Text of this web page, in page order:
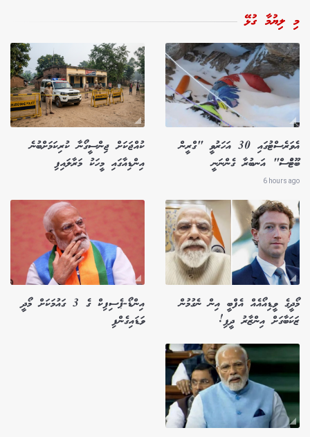
މި ލިޔުމާ ގުޅޭ
އެވަރެސްޓުގައި 30 އަހަރުވީ "ގްރީން
ބޫޓުްސް" އަނބުރާ ގެންނަނީ
6 hours ago
ކުއްޖަކަށް ޖިންސީގޯނާ ކުރިކަމަށްބުނެ
އިންޑިއާގައި މީހަކު މަރާލައިފި
މޯދީގެ ވީޑިއޯއެއް އެފްބީ އިން ނެގުމުން
ޒަކަބާގަށް އިންޒާރު ދީފި!
އިންޑޯ-ޕެސިފިކް ގެ 3 ގައުމަކަށް މޯދީ
ވަޑައިގެންފި